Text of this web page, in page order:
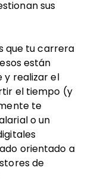
sus
que tu carrera
están
realizar el
el tiempo (y
te
o un
orientado a
de